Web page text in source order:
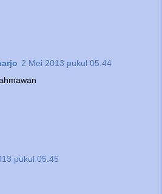
2 Mei 2013 pukul 05.44
pukul 05.45